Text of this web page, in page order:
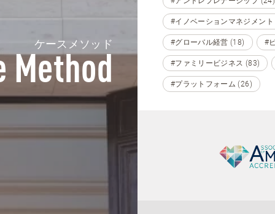
ケースメソッド
Method
#イノベーションマネジメン
#グローバル経営 (18) #
#ファミリービジネス (83)
#プラットフォーム (26)